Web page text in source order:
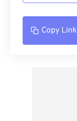
Copy Link